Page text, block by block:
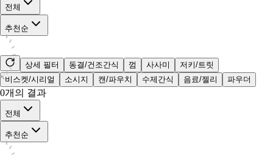
전체
추천순
상세 필터 동결/건조간식 껌 사사미
저키/트릿
비스켓/시리얼
소시지 캔/파우치 수제간식 음료/젤리 파우더
0개의 결과
전체
추천순